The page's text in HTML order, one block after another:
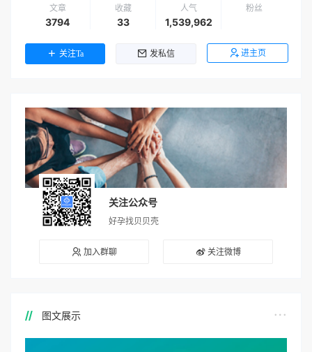
文章
3794
收藏
33
人气
1,539,962
粉丝
关注Ta 发私信 进主页
关注公众号
好孕找贝贝壳
加入群聊 关注微博
图文展示